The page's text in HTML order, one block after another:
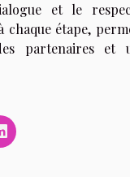
et le
chaque étape,
partenaires et